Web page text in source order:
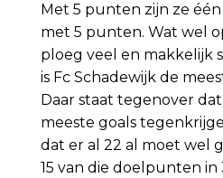
Met 5 punten zijn ze
met 5 punten. Wat wel
ploeg veel en makkelijk
is Fc Schadewijk de
Daar staat tegenover
meeste goals
dat er al 22 al moet wel
15 van die doelpunten in